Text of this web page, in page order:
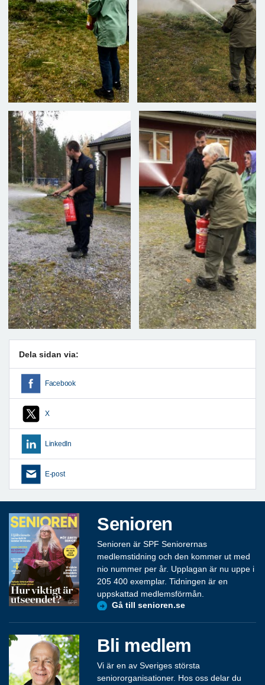
Dela sidan via:
Facebook
X
LinkedIn
E-post
Senioren
Senioren är SPF Seniorernas
medlemstidning och den kommer ut med
nio nummer per år. Upplagan är nu uppe i
205 400 exemplar. Tidningen är en
uppskattad medlemsförmån.
Gå till senioren.se
Bli medlem
Vi är en av Sveriges största
seniororganisationer. Hos oss delar du